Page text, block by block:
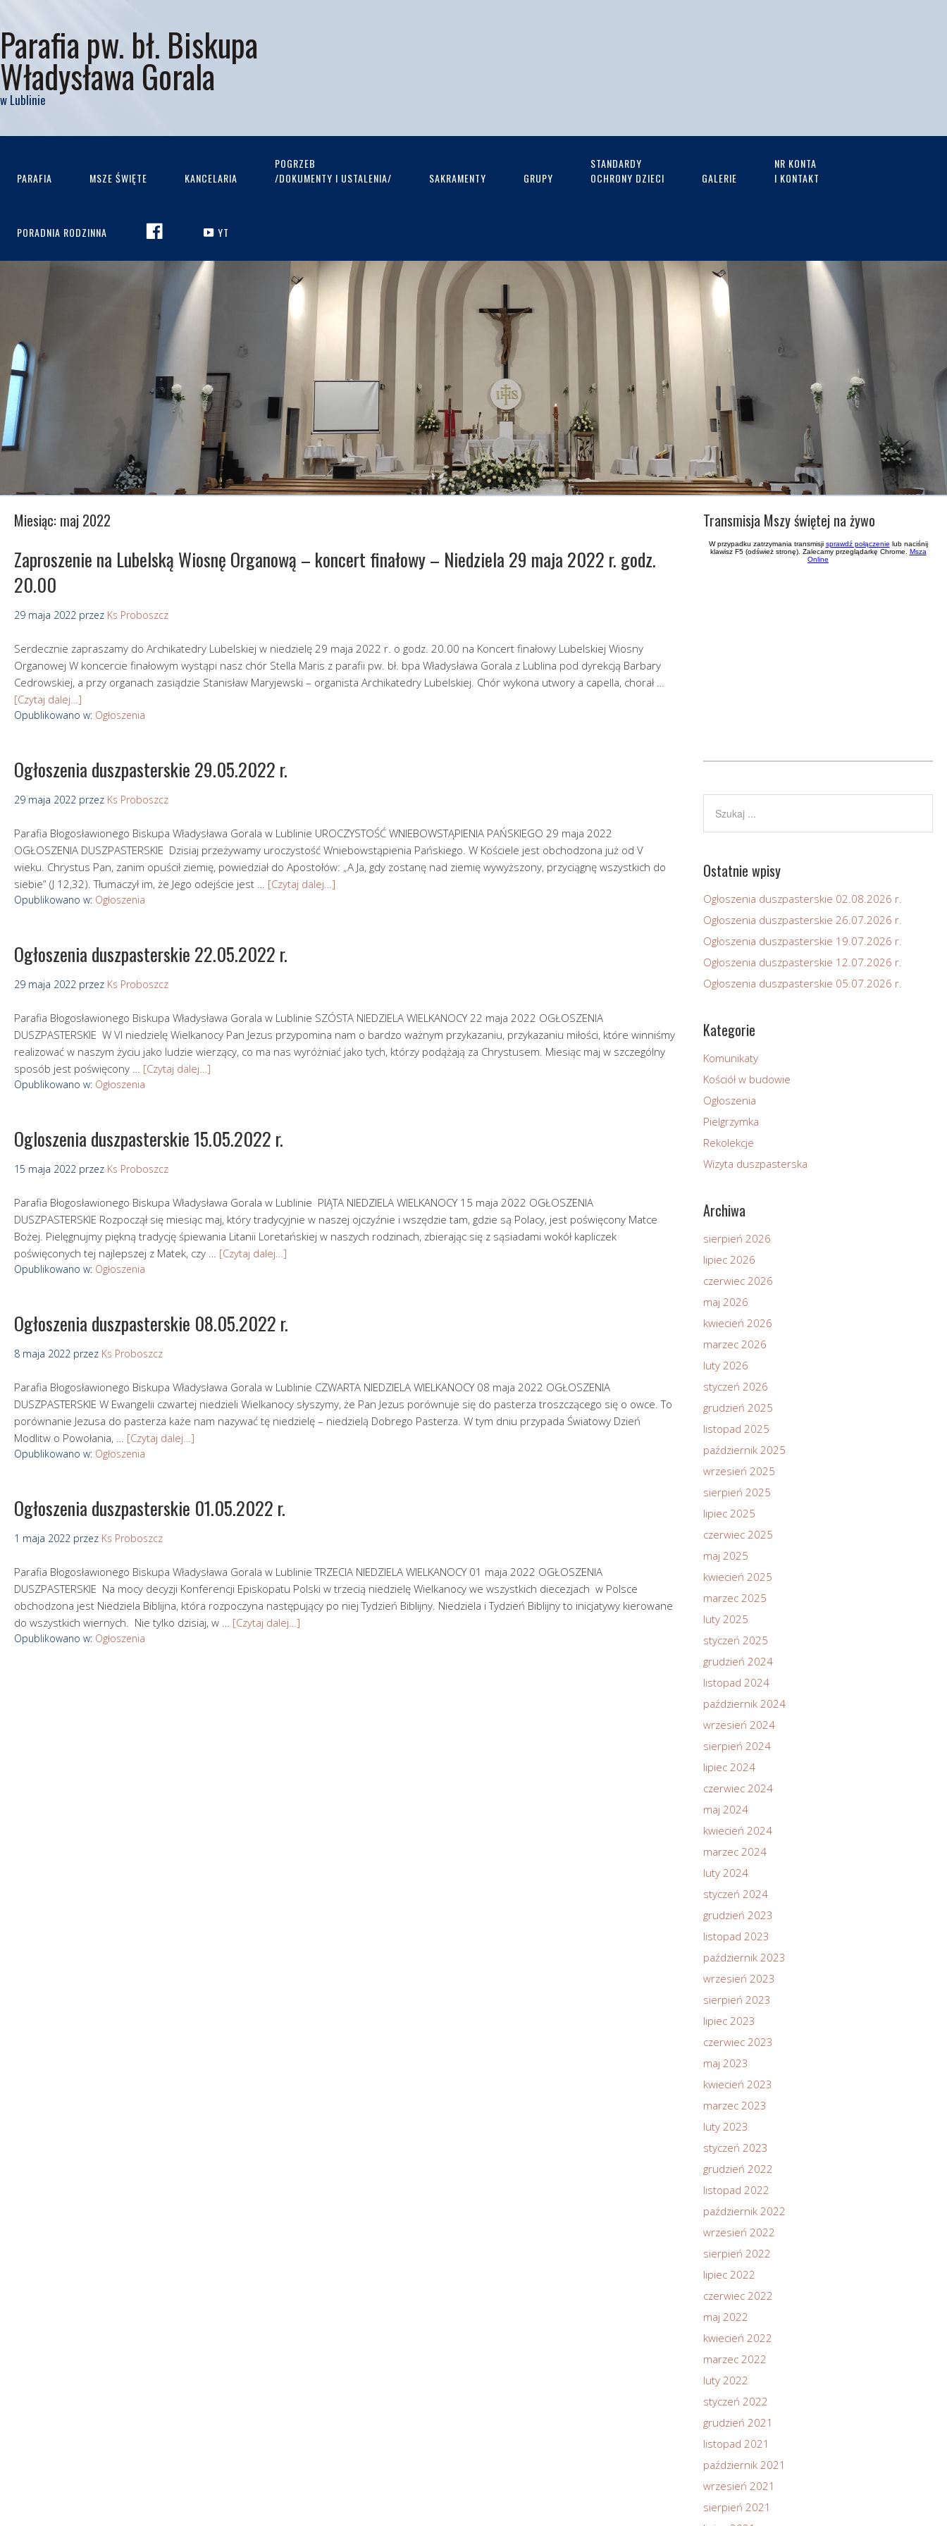
Parafia pw. bł. Biskupa
Władysława Gorala
w Lublinie
PARAFIA MSZE ŚWIĘTE KANCELARIA
POGRZEB
/DOKUMENTY I USTALENIA/
SAKRAMENTY GRUPY
STANDARDY
OCHRONY DZIECI
GALERIE
NR KONTA
I KONTAKT
PORADNIA RODZINNA FACEBOOK YT
Miesiąc: maj 2022
Zaproszenie na Lubelską Wiosnę Organową – koncert finałowy – Niedziela 29 maja 2022 r. godz.
20.00
29 maja 2022 przez Ks Proboszcz
Serdecznie zapraszamy do Archikatedry Lubelskiej w niedzielę 29 maja 2022 r. o godz. 20.00 na Koncert finałowy Lubelskiej Wiosny
Organowej W koncercie finałowym wystąpi nasz chór Stella Maris z parafii pw. bł. bpa Władysława Gorala z Lublina pod dyrekcją Barbary
Cedrowskiej, a przy organach zasiądzie Stanisław Maryjewski – organista Archikatedry Lubelskiej. Chór wykona utwory a capella, chorał …
[Czytaj dalej…]
Opublikowano w: Ogłoszenia
Ogłoszenia duszpasterskie 29.05.2022 r.
29 maja 2022 przez Ks Proboszcz
Parafia Błogosławionego Biskupa Władysława Gorala w Lublinie UROCZYSTOŚĆ WNIEBOWSTĄPIENIA PAŃSKIEGO 29 maja 2022
OGŁOSZENIA DUSZPASTERSKIE Dzisiaj przeżywamy uroczystość Wniebowstąpienia Pańskiego. W Kościele jest obchodzona już od V
wieku. Chrystus Pan, zanim opuścił ziemię, powiedział do Apostołów: „A Ja, gdy zostanę nad ziemię wywyższony, przyciągnę wszystkich do
siebie” (J 12,32). Tłumaczył im, że Jego odejście jest … [Czytaj dalej…]
Opublikowano w: Ogłoszenia
Ogłoszenia duszpasterskie 22.05.2022 r.
29 maja 2022 przez Ks Proboszcz
Parafia Błogosławionego Biskupa Władysława Gorala w Lublinie SZÓSTA NIEDZIELA WIELKANOCY 22 maja 2022 OGŁOSZENIA
DUSZPASTERSKIE W VI niedzielę Wielkanocy Pan Jezus przypomina nam o bardzo ważnym przykazaniu, przykazaniu miłości, które winniśmy
realizować w naszym życiu jako ludzie wierzący, co ma nas wyróżniać jako tych, którzy podążają za Chrystusem. Miesiąc maj w szczególny
sposób jest poświęcony … [Czytaj dalej…]
Opublikowano w: Ogłoszenia
Ogloszenia duszpasterskie 15.05.2022 r.
15 maja 2022 przez Ks Proboszcz
Parafia Błogosławionego Biskupa Władysława Gorala w Lublinie PIĄTA NIEDZIELA WIELKANOCY 15 maja 2022 OGŁOSZENIA
DUSZPASTERSKIE Rozpoczął się miesiąc maj, który tradycyjnie w naszej ojczyźnie i wszędzie tam, gdzie są Polacy, jest poświęcony Matce
Bożej. Pielęgnujmy piękną tradycję śpiewania Litanii Loretańskiej w naszych rodzinach, zbierając się z sąsiadami wokół kapliczek
poświęconych tej najlepszej z Matek, czy … [Czytaj dalej…]
Opublikowano w: Ogłoszenia
Ogłoszenia duszpasterskie 08.05.2022 r.
8 maja 2022 przez Ks Proboszcz
Parafia Błogosławionego Biskupa Władysława Gorala w Lublinie CZWARTA NIEDZIELA WIELKANOCY 08 maja 2022 OGŁOSZENIA
DUSZPASTERSKIE W Ewangelii czwartej niedzieli Wielkanocy słyszymy, że Pan Jezus porównuje się do pasterza troszczącego się o owce. To
porównanie Jezusa do pasterza każe nam nazywać tę niedzielę – niedzielą Dobrego Pasterza. W tym dniu przypada Światowy Dzień
Modlitw o Powołania, … [Czytaj dalej…]
Opublikowano w: Ogłoszenia
Ogłoszenia duszpasterskie 01.05.2022 r.
1 maja 2022 przez Ks Proboszcz
Parafia Błogosławionego Biskupa Władysława Gorala w Lublinie TRZECIA NIEDZIELA WIELKANOCY 01 maja 2022 OGŁOSZENIA
DUSZPASTERSKIE Na mocy decyzji Konferencji Episkopatu Polski w trzecią niedzielę Wielkanocy we wszystkich diecezjach w Polsce
obchodzona jest Niedziela Biblijna, która rozpoczyna następujący po niej Tydzień Biblijny. Niedziela i Tydzień Biblijny to inicjatywy kierowane
do wszystkich wiernych. Nie tylko dzisiaj, w … [Czytaj dalej…]
Opublikowano w: Ogłoszenia
Transmisja Mszy świętej na żywo
Ostatnie wpisy
Ogłoszenia duszpasterskie 02.08.2026 r.
Ogłoszenia duszpasterskie 26.07.2026 r.
Ogłoszenia duszpasterskie 19.07.2026 r.
Ogłoszenia duszpasterskie 12.07.2026 r.
Ogłoszenia duszpasterskie 05.07.2026 r.
Kategorie
Komunikaty
Kościół w budowie
Ogłoszenia
Pielgrzymka
Rekolekcje
Wizyta duszpasterska
Archiwa
sierpień 2026
lipiec 2026
czerwiec 2026
maj 2026
kwiecień 2026
marzec 2026
luty 2026
styczeń 2026
grudzień 2025
listopad 2025
październik 2025
wrzesień 2025
sierpień 2025
lipiec 2025
czerwiec 2025
maj 2025
kwiecień 2025
marzec 2025
luty 2025
styczeń 2025
grudzień 2024
listopad 2024
październik 2024
wrzesień 2024
sierpień 2024
lipiec 2024
czerwiec 2024
maj 2024
kwiecień 2024
marzec 2024
luty 2024
styczeń 2024
grudzień 2023
listopad 2023
październik 2023
wrzesień 2023
sierpień 2023
lipiec 2023
czerwiec 2023
maj 2023
kwiecień 2023
marzec 2023
luty 2023
styczeń 2023
grudzień 2022
listopad 2022
październik 2022
wrzesień 2022
sierpień 2022
lipiec 2022
czerwiec 2022
maj 2022
kwiecień 2022
marzec 2022
luty 2022
styczeń 2022
grudzień 2021
listopad 2021
październik 2021
wrzesień 2021
sierpień 2021